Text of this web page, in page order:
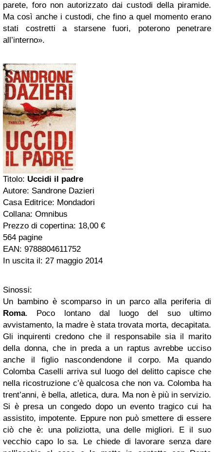
parete, foro non autorizzato dai custodi della piramide.
Ma così anche i custodi, che fino a quel momento erano
stati costretti a starsene fuori, poterono penetrare
all’interno».
Titolo: Uccidi il padre
Autore: Sandrone Dazieri
Casa Editrice: Mondadori
Collana: Omnibus
Prezzo di copertina: 18,00 €
564 pagine
EAN: 9788804611752
In uscita il: 27 maggio 2014
Sinossi:
Un bambino è scomparso in un parco alla periferia di
Roma. Poco lontano dal luogo del suo ultimo
avvistamento, la madre è stata trovata morta, decapitata.
Gli inquirenti credono che il responsabile sia il marito
della donna, che in preda a un raptus avrebbe ucciso
anche il figlio nascondendone il corpo. Ma quando
Colomba Caselli arriva sul luogo del delitto capisce che
nella ricostruzione c’è qualcosa che non va. Colomba ha
trent’anni, è bella, atletica, dura. Ma non è più in servizio.
Si è presa un congedo dopo un evento tragico cui ha
assistito, impotente. Eppure non può smettere di essere
ciò che è: una poliziotta, una delle migliori. E il suo
vecchio capo lo sa. Le chiede di lavorare senza dare